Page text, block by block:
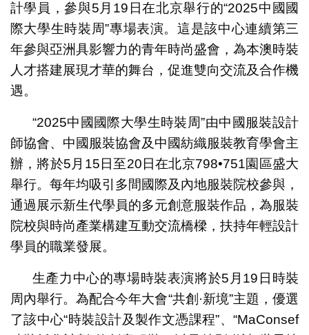
計學員，參與5月19日在北京舉行的“2025中國國
際大學生時裝周”專場表演。這是該中心連續第三
年參與亞洲具影響力的青年時尚盛會，為本澳時裝
人才搭建展現才華的舞台，促進雙向交流及合作機
遇。
“2025中國國際大學生時裝周”由中國服裝設計
師協會、中國服裝協會及中國紡織服裝教育學會主
辦，將於5月15日至20日在北京798•751園區盛大
舉行。每年均吸引多間國際及內地服裝院校參與，
通過展示新生代學員的多元創意服裝作品，為服裝
院校與時尚產業構建互動交流橋樑，扶持年輕設計
學員的職業發展。
生產力中心的專場時裝表演將於5月19日時裝
周內舉行。為配合今年大會“共創·新境”主題，優選
了該中心“時裝設計及製作文憑課程”、“MaConsef